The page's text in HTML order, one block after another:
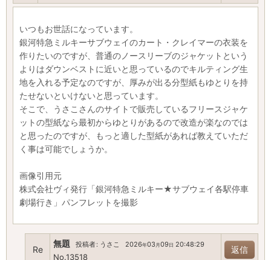
いつもお世話になっています。
銀河特急ミルキーサブウェイのカート・クレイマーの衣装を
作りたいのですが、普通のノースリーブのジャケットという
よりはダウンベストに近いと思っているのでキルティング生
地を入れる予定なのですが、厚みが出る分型紙もゆとりを持
たせないといけないと思っています。
そこで、うさこさんのサイトで販売しているフリースジャケ
ットの型紙なら最初からゆとりがあるので改造が楽なのでは
と思ったのですが、もっと適した型紙があれば教えていただ
く事は可能でしょうか。
画像引用元
株式会社ヴィ発行「銀河特急ミルキー★サブウェイ各駅停車
劇場行き」パンフレットを撮影
Re
無題 投稿者: うさこ 2026年03 月09 日 20:48:29
No.13518
返信